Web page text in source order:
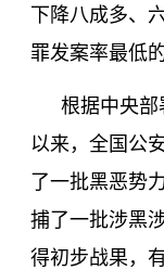
下降八成多、
罪发案率最低
根据中央部
以来，全国公
了一批黑恶势
捕了一批涉黑
得初步战果，